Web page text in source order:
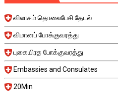
விலாசம் தொலைபேசி தேடல்
விமானப் போக்குவரத்து
புகையிரத போக்குவரத்து
Embassies and Consulates
20Min